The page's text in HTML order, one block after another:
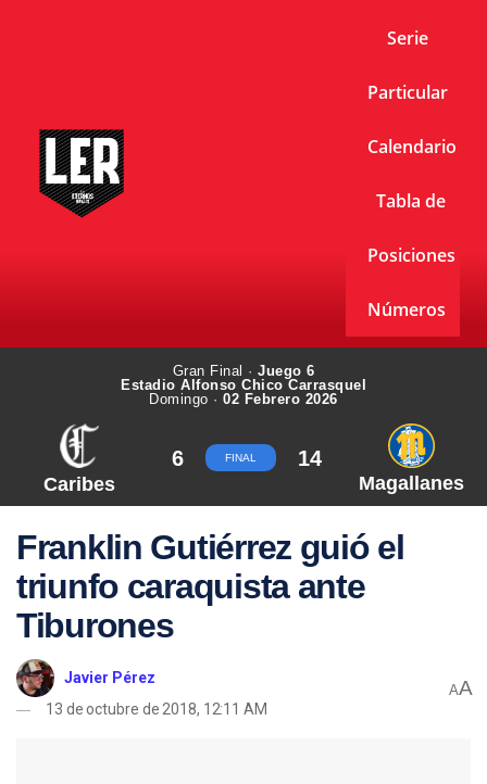
Serie
Particular
Calendario
Tabla de
Posiciones
Números
Gran Final · Juego 6
Estadio Alfonso Chico Carrasquel
Domingo ·02 Febrero 2026
Caribes
6 FINAL 14
Magallanes
Franklin Gutiérrez guió el
triunfo caraquista ante
Tiburones
Javier Pérez
13 de octubre de 2018, 12:11 AM
AA